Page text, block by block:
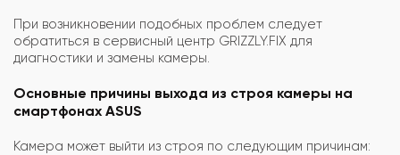
При возникновении подобных проблем следует
обратиться в сервисный центр GRIZZLY.FIX для
диагностики и замены камеры.
Основные причины выхода из строя камеры на
смартфонах ASUS
Камера может выйти из строя по следующим причинам: